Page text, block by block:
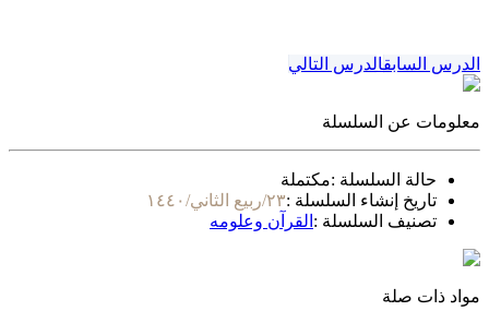
الدرس السابقالدرس التالي
معلومات عن السلسلة
حالة السلسلة :مكتملة
تاريخ إنشاء السلسلة :٢٣/ربيع الثاني/١٤٤٠
تصنيف السلسلة : القرآن وعلومه
مواد ذات صلة